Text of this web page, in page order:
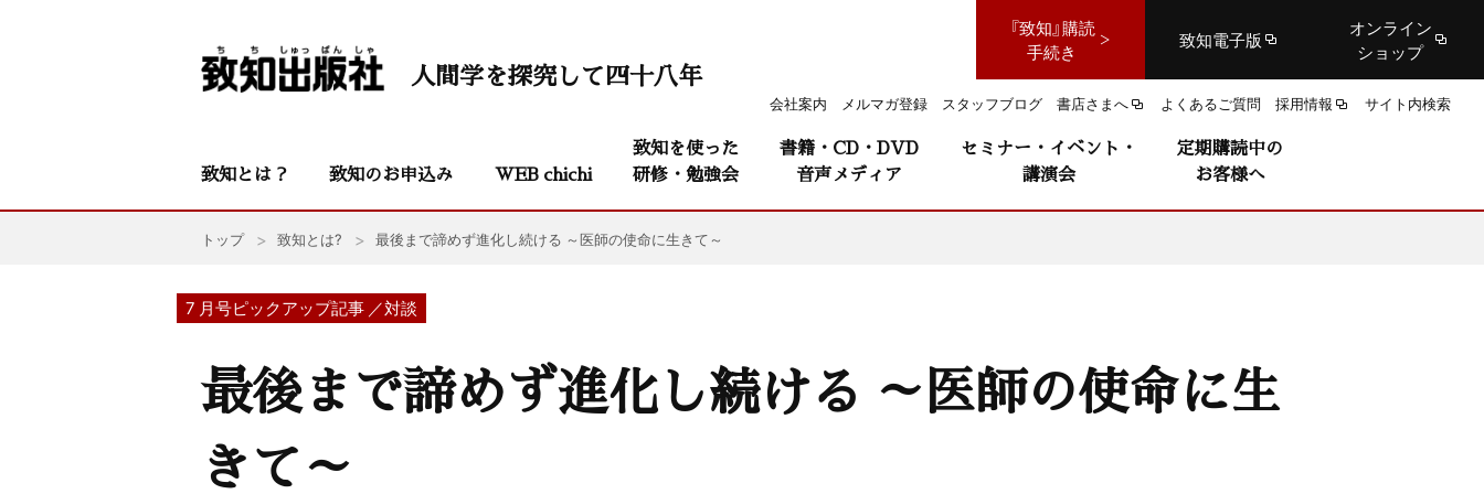
『致知』購読
手続き
致知電子版
オンライン
ショップ
会社案内 メルマガ登録 スタッフブログ 書店さまへ よくあるご質問 採用情報 サイト内検索
人間学を探究して四十八年
致知とは？ 致知のお申込み WEB chichi
致知を使った
研修・勉強会
書籍・CD・DVD
音声メディア
セミナー・イベント・
講演会
定期購読中の
お客様へ
トップ 致知とは? 最後まで諦めず進化し続ける ～医師の使命に生きて～
7 月号ピックアップ記事 ／対談
最後まで諦めず進化し続ける ～医師の使命に生
きて～